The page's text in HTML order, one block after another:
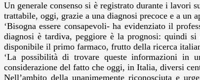
Un generale consenso si è registrato durante i lavori
trattabile, oggi, grazie a una diagnosi precoce e a un
‘Bisogna essere consapevoli- ha evidenziato il
diagnosi è tardiva, peggiore è la prognosi: quindi
disponibile il primo farmaco, frutto della ricerca
‘La possibilità di trovare queste informazioni in
considerazione del fatto che oggi, in Italia, diversi
Nell’ambito della unanimemente riconosciuta e